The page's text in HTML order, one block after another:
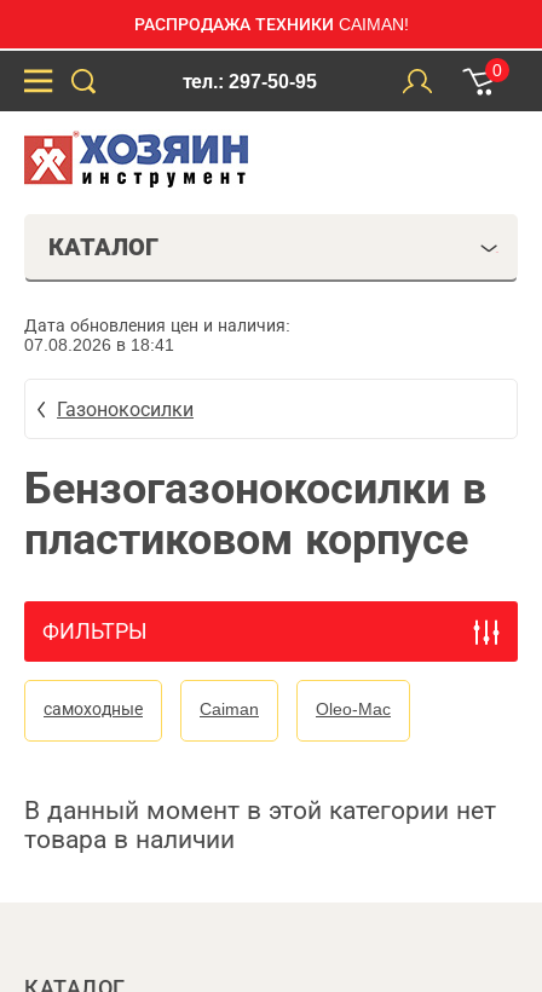
РАСПРОДАЖА ТЕХНИКИ CAIMAN!
тел.: 297-50-95
0
КАТАЛОГ
Дата обновления цен и наличия:
07.08.2026 в 18:41
Газонокосилки
Бензогазонокосилки в
пластиковом корпусе
ФИЛЬТРЫ
самоходные Caiman Oleo-Mac
В данный момент в этой категории нет
товара в наличии